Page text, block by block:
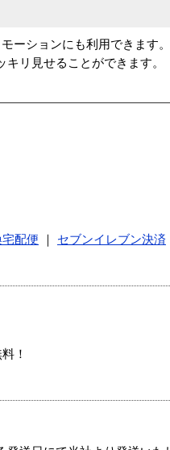
ーションにも利用できます
リ見せることができます。
配便
セブンイレブン決済
！